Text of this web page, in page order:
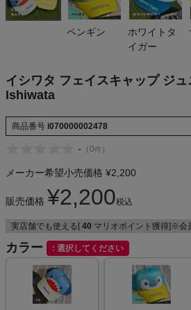
メンズカジュアルウェア
レディースカジュアルウェア
メンズスポーツウェア
レディーススポーツウェア
スポーツシューズ
ペンギン
ホワイトタ
イガー
イシワタ フェイスキャップ ジ
Ishiwata
商品番号 i070000002478
- （0件 ）
メーカー希望小売価格 ¥2,200
販売価格 ¥2,200税込
実店舗でも使える[ 40 マリオポイント獲得]※会
カラー 選択してください